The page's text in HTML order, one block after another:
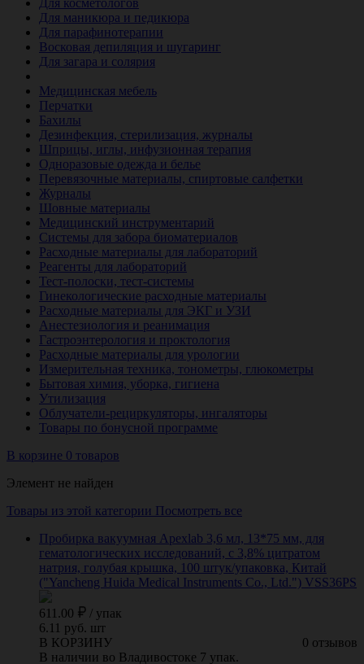
Для косметологов
Для маникюра и педикюра
Для парафинотерапии
Восковая депиляция и шугаринг
Для загара и солярия
Медицинская мебель
Перчатки
Бахилы
Дезинфекция, стерилизация, журналы
Шприцы, иглы, инфузионная терапия
Одноразовые одежда и белье
Перевязочные материалы, спиртовые салфетки
Журналы
Шовные материалы
Медицинский инструментарий
Системы для забора биоматериалов
Расходные материалы для лабораторий
Реагенты для лабораторий
Тест-полоски, тест-системы
Гинекологические расходные материалы
Расходные материалы для ЭКГ и УЗИ
Анестезиология и реанимация
Гастроэнтерология и проктология
Расходные материалы для урологии
Измерительная техника, тонометры, глюкометры
Бытовая химия, уборка, гигиена
Утилизация
Облучатели-рециркуляторы, ингаляторы
Товары по бонусной программе
В корзине 0 товаров
Элемент не найден
Товары из этой категории Посмотреть все
Пробирка вакуумная Apexlab 3,6 мл, 13*75 мм, для
гематологических исследований, с 3,8% цитратом
натрия, голубая крышка, 100 штук/упаковка, Китай
("Yancheng Huida Medical Instruments Co., Ltd.") VSS36PS
611.00 / упак
6.11 руб. шт
0 отзывов
В КОРЗИНУ
В наличии во Владивостоке 7 упак.